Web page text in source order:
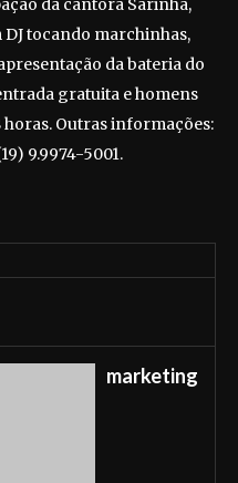
da cantora Sarinha,
tocando marchinhas,
da bateria do
gratuita e homens
horas. Outras informações:
9.9974-5001.
marketing